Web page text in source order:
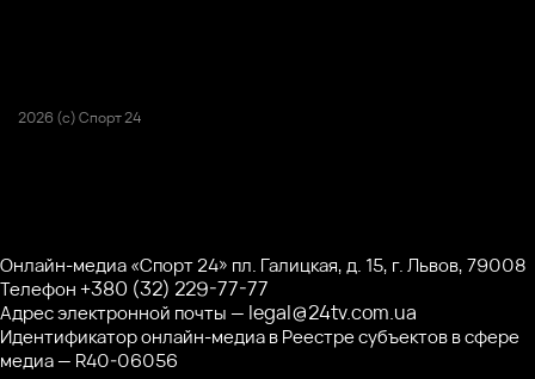
2026 (с) Спорт 24
Онлайн-медиа «Спорт 24» пл. Галицкая, д. 15, г. Львов, 79008
Телефон +380 (32) 229-77-77
Адрес электронной почты — legal@24tv.com.ua
Идентификатор онлайн-медиа в Реестре субъектов в сфере
медиа — R40-06056